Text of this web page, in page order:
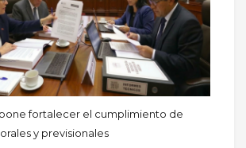
fortalecer el cumplimiento de
y previsionales